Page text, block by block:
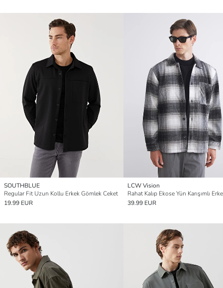
SOUTHBLUE
Regular Fit Uzun Kollu Erkek Gömlek Ceket
19.99 EUR
LCW Vision
39.99 EUR